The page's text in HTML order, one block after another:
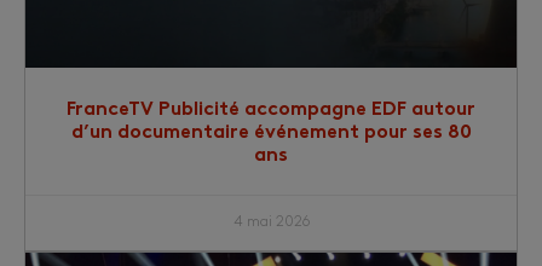
FranceTV Publicité accompagne EDF autour
d’un documentaire événement pour ses 80
ans
4 mai 2026